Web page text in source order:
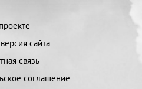
сайта
связь
соглашение